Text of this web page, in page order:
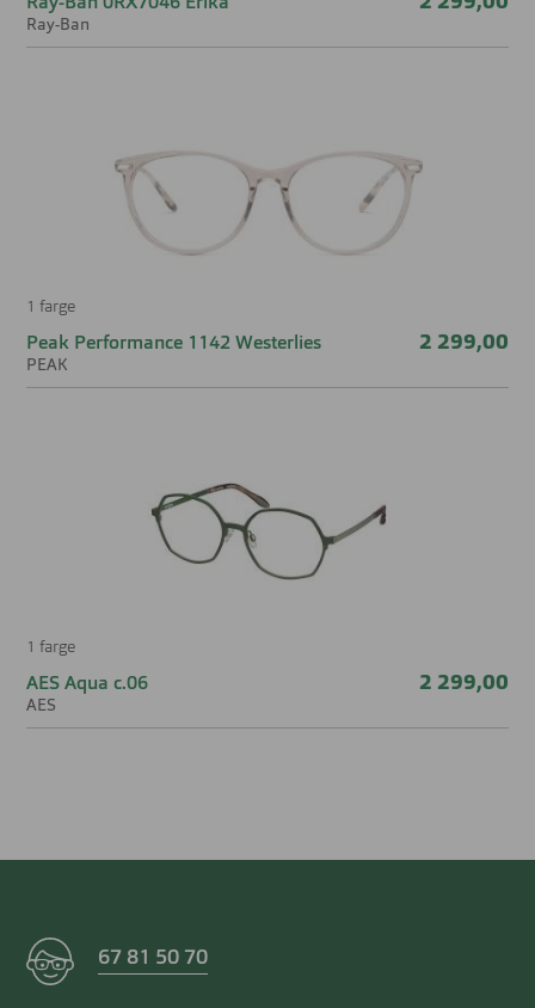
Høyde glass 45 mm
Ray-Ban
1 farge
Peak Performance 1142 Westerlies
PEAK
2 299,00
1 farge
AES Aqua c.06
AES
2 299,00
67 81 50 70